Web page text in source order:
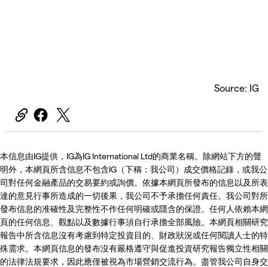
Source: IG
本信息由IG提供，IG為IG International Ltd的商業名稱。除網站下方的聲
明外，本網頁所含信息不包含IG（下稱：我公司）成交價格記錄，或我公
司對任何金融產品的交易要約或詢價。依據本網頁所發布的信息以及所表
達的意見行事所造成的一切後果，我公司不予承擔任何責任。我公司對所
發布信息的准確性及完整性不作任何明確或隱含的保證。任何人依賴本網
頁的任何信息、觀點以及數據行事須自行承擔全部風險。本網頁相關研究
報告中所含信息沒有考慮到特定投資目的、財政狀況或任何閱讀人士的特
殊需求。本網頁信息的發布沒有嚴格遵守與促進投資研究報告獨立性相關
的法律法規要求，因此應僅被視為市場營銷交流行為。盡管我公司自身交